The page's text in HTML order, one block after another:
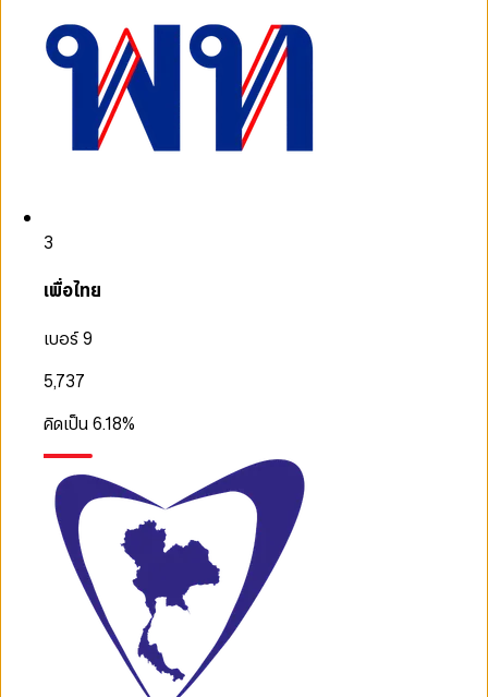
3
เพื่อไทย
เบอร์ 9
5,737
คิดเป็น6.18%